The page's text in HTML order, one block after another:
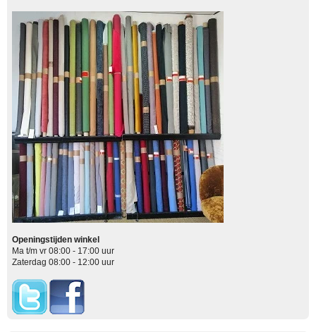
Openingstijden winkel
Ma t/m vr 08:00 - 17:00 uur
Zaterdag 08:00 - 12:00 uur